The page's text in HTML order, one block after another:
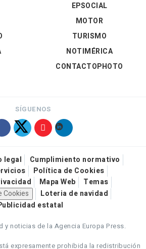
EPSOCIAL
MOTOR
TURISMO
NOTIMÉRICA
CONTACTOPHOTO
SÍGUENOS
legal
Cumplimiento normativo
Política de Cookies
Mapa Web
Temas
Cookies
Loteria de navidad
estatal
y noticias de la Agencia Europa Press.
expresamente prohibida la redistribución